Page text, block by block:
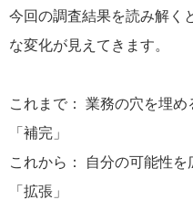
今回の調査結果を読み解く
な変化が見えてきます。
これまで： 業務の穴を埋
「補完」
これから： 自分の可能性
「拡張」